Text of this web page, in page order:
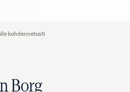
kohdennetusti
Borg